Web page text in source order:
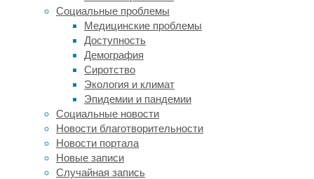
Социальные проблемы
Медицинские проблемы
Доступность
Демография
Сиротство
Экология и климат
Эпидемии и пандемии
Социальные новости
Новости благотворительности
Новости портала
Новые записи
Случайная запись
её
роль
этим
не
ограничивается.
Одна
из
промежуточных
молекул,
образующихся
при
расщеплении